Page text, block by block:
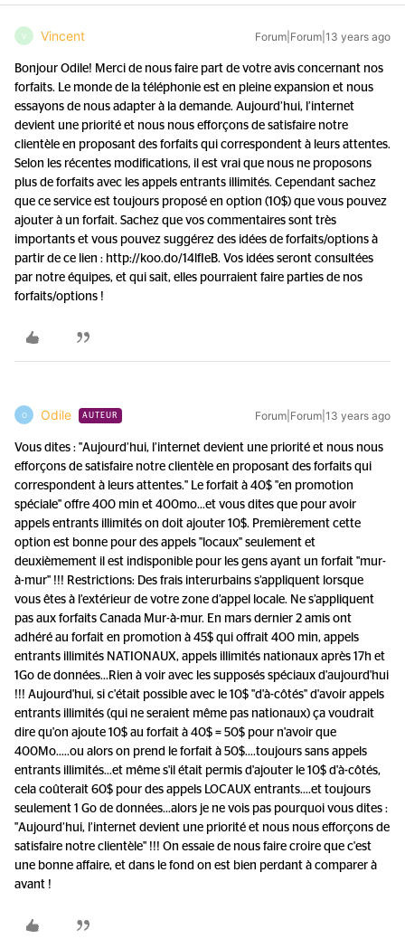
V Vincent Forum|Forum|13 years ago
Bonjour Odile! Merci de nous faire part de votre avis concernant nos
forfaits. Le monde de la téléphonie est en pleine expansion et nous
essayons de nous adapter à la demande. Aujourd’hui, l’internet
devient une priorité et nous nous efforçons de satisfaire notre
clientèle en proposant des forfaits qui correspondent à leurs attentes.
Selon les récentes modifications, il est vrai que nous ne proposons
plus de forfaits avec les appels entrants illimités. Cependant sachez
que ce service est toujours proposé en option (10$) que vous pouvez
ajouter à un forfait. Sachez que vos commentaires sont très
importants et vous pouvez suggérez des idées de forfaits/options à
partir de ce lien : http://koo.do/14lfIeB. Vos idées seront consultées
par notre équipes, et qui sait, elles pourraient faire parties de nos
forfaits/options !
O Odile AUTEUR Forum|Forum|13 years ago
Vous dites : "Aujourd’hui, l’internet devient une priorité et nous nous
efforçons de satisfaire notre clientèle en proposant des forfaits qui
correspondent à leurs attentes." Le forfait à 40$ "en promotion
spéciale" offre 400 min et 400mo...et vous dites que pour avoir
appels entrants illimités on doit ajouter 10$. Premièrement cette
option est bonne pour des appels "locaux" seulement et
deuxièmement il est indisponible pour les gens ayant un forfait "mur-
à-mur" !!! Restrictions: Des frais interurbains s’appliquent lorsque
vous êtes à l’extérieur de votre zone d’appel locale. Ne s’appliquent
pas aux forfaits Canada Mur-à-mur. En mars dernier 2 amis ont
adhéré au forfait en promotion à 45$ qui offrait 400 min, appels
entrants illimités NATIONAUX, appels illimités nationaux après 17h et
1Go de données...Rien à voir avec les supposés spéciaux d'aujourd'hui
!!! Aujourd'hui, si c'était possible avec le 10$ "d'à-côtés" d'avoir appels
entrants illimités (qui ne seraient même pas nationaux) ça voudrait
dire qu'on ajoute 10$ au forfait à 40$ = 50$ pour n'avoir que
400Mo.....ou alors on prend le forfait à 50$....toujours sans appels
entrants illimités...et même s'il était permis d'ajouter le 10$ d'à-côtés,
cela coûterait 60$ pour des appels LOCAUX entrants....et toujours
seulement 1 Go de données...alors je ne vois pas pourquoi vous dites :
"Aujourd’hui, l’internet devient une priorité et nous nous efforçons de
satisfaire notre clientèle" !!! On essaie de nous faire croire que c'est
une bonne affaire, et dans le fond on est bien perdant à comparer à
avant !